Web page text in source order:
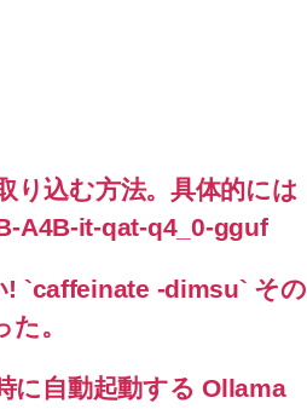
り込む方法。具体的には
A4B-it-qat-q4_0-gguf
! `caffeinate -dimsu` その
。
に自動起動する Ollama